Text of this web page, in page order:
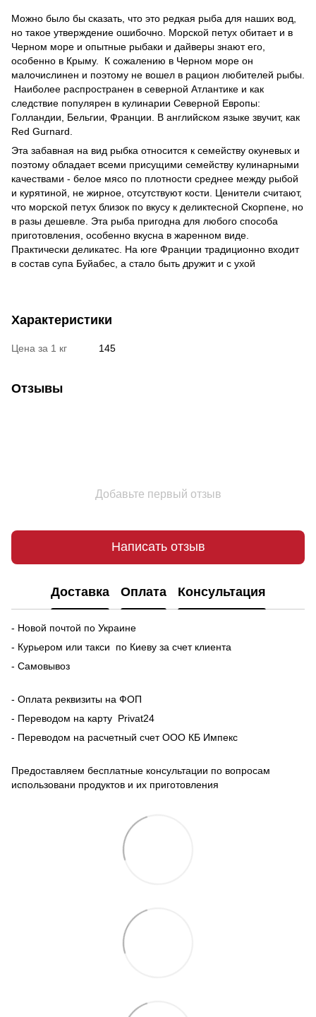
Можно было бы сказать, что это редкая рыба для наших вод,
но такое утверждение ошибочно. Морской петух обитает и в
Черном море и опытные рыбаки и дайверы знают его,
особенно в Крыму. К сожалению в Черном море он
малочислинен и поэтому не вошел в рацион любителей рыбы.
Наиболее распространен в северной Атлантике и как
следствие популярен в кулинарии Северной Европы:
Голландии, Бельгии, Франции. В английском языке звучит, как
Red Gurnard.
Эта забавная на вид рыбка относится к семейству окуневых и
поэтому обладает всеми присущими семейству кулинарными
качествами - белое мясо по плотности среднее между рыбой
и курятиной, не жирное, отсутствуют кости. Ценители считают,
что морской петух близок по вкусу к деликтесной Скорпене, но
в разы дешевле. Эта рыба пригодна для любого способа
приготовления, особенно вкусна в жаренном виде.
Практически деликатес. На юге Франции традиционно входит
в состав супа Буйабес, а стало быть дружит и с ухой
Характеристики
Цена за 1 кг 145
Отзывы
Добавьте первый отзыв
Написать отзыв
Доставка Оплата Консультация
- Новой почтой по Украине
- Курьером или такси по Киеву за счет клиента
- Самовывоз
- Оплата реквизиты на ФОП
- Переводом на карту Рrivat24
- Переводом на расчетный счет ООО КБ Импекс
Предоставляем бесплатные консультации по вопросам
использовани продуктов и их приготовления